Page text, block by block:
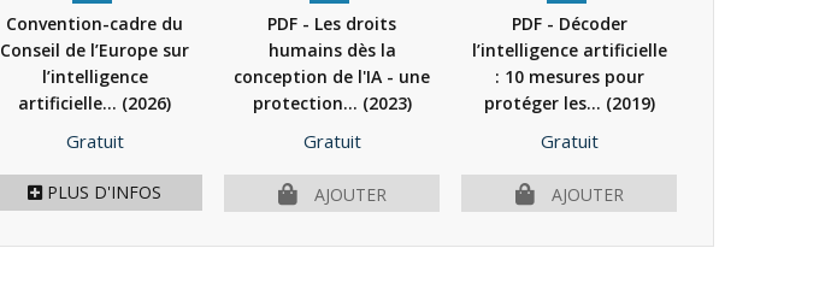
Convention-cadre du
Conseil de l’Europe sur
l’intelligence
artificielle... (2026)
Prix
Gratuit
PLUS D'INFOS
PDF - Les droits
humains dès la
conception de l'IA - une
protection... (2023)
Prix
Gratuit
AJOUTER
PDF - Décoder
l’intelligence artificielle
: 10 mesures pour
protéger les... (2019)
Prix
Gratuit
AJOUTER